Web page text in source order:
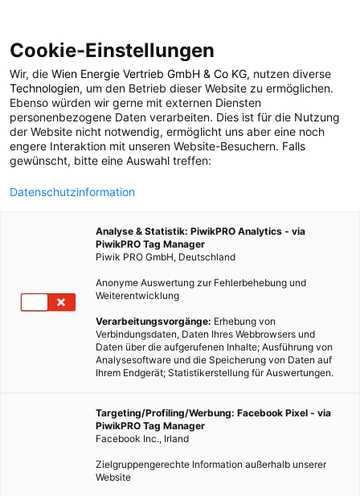
POSTS BY TAG
Schaubergwerk
2 BEITRÄGE
Cookie-Einstellungen
Wir, die Wien Energie Vertrieb GmbH & Co KG, nutzen diverse
Technologien, um den Betrieb dieser Website zu ermöglichen.
Ebenso würden wir gerne mit externen Diensten
personenbezogene Daten verarbeiten. Dies ist für die Nutzung
der Website nicht notwendig, ermöglicht uns aber eine noch
engere Interaktion mit unseren Website-Besuchern. Falls
gewünscht, bitte eine Auswahl treffen:
Datenschutzinformation
Analyse & Statistik: PiwikPRO Analytics - via
PiwikPRO Tag Manager
Piwik PRO GmbH, Deutschland
Anonyme Auswertung zur Fehlerbehebung und
Weiterentwicklung
Verarbeitungsvorgänge: Erhebung von
Verbindungsdaten, Daten Ihres Webbrowsers und
Daten über die aufgerufenen Inhalte; Ausführung von
Analysesoftware und die Speicherung von Daten auf
Ihrem Endgerät; Statistikerstellung für Auswertungen.
Targeting/Profiling/Werbung: Facebook Pixel - via
PiwikPRO Tag Manager
Facebook Inc., Irland
Zielgruppengerechte Information außerhalb unserer
Website